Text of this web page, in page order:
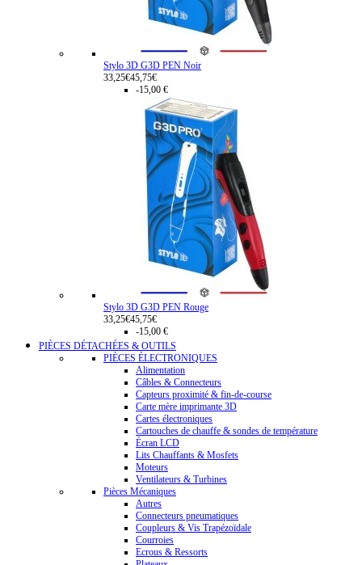
Stylo 3D G3D PEN Noir
33,25€45,75€
-15,00 €
Stylo 3D G3D PEN Rouge
33,25€45,75€
-15,00 €
PIÈCES DÉTACHÉES & OUTILS
PIÈCES ÉLECTRONIQUES
Alimentation
Câbles & Connecteurs
Capteurs proximité & fin-de-course
Carte mère imprimante 3D
Cartes électroniques
Cartouches de chauffe & sondes de température
Écran LCD
Lits Chauffants & Mosfets
Moteurs
Ventilateurs & Turbines
Pièces Mécaniques
Autres
Connecteurs pneumatiques
Coupleurs & Vis Trapézoïdale
Courroies
Ecrous & Ressorts